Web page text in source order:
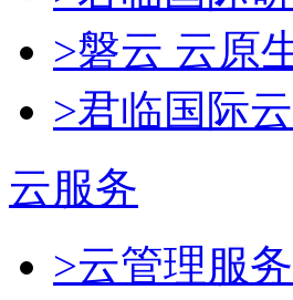
>磐云 云原
>君临国际
云服务
>云管理服务